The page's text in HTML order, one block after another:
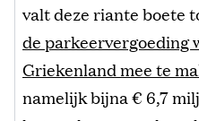
valt deze riante boete
de parkeervergoeding
Griekenland mee te
namelijk bijna € 6,7